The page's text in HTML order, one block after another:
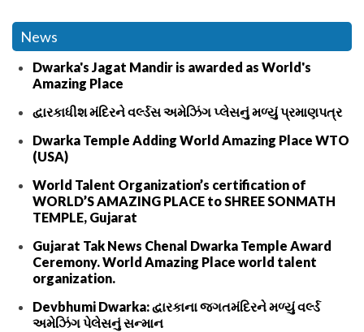
News
Dwarka's Jagat Mandir is awarded as World's
Amazing Place
દ્વારકાધીશ મંદિરને વર્લ્ડસ અમેઝિંગ પ્લેસનું મળ્યું પ્રમાણપત્ર
Dwarka Temple Adding World Amazing Place WTO
(USA)
World Talent Organization’s certification of
WORLD’S AMAZING PLACE to SHREE SONMATH
TEMPLE, Gujarat
Gujarat Tak News Chenal Dwarka Temple Award
Ceremony. World Amazing Place world talent
organization.
Devbhumi Dwarka: દ્વારકાના જગતમંદિરને મળ્યું વર્લ્ડ
અમેઝિંગ પેલેસનું સન્માન